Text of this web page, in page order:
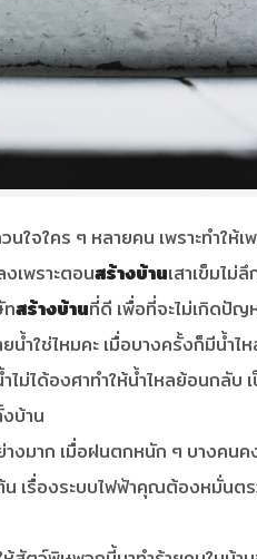
จใคร ๆ หลายคน เพราะทำให้
เพราะตอนสร้างบ้านเสาเข็มไม่
ทสร้างบ้านที่ดี เพื่อที่จะไม่เกิดปัญ
น้ำใช่ไหมคะ เมื่อบางครั้งก็มีน้ำ
ม่ได้องศาทำให้น้ำไหลย้อนกลับ
บ้าน
มาก เมื่อฝนตกหนัก ๆ บางคนค
เรื่องระบบไฟฟ้าคุณต้องหมั่นต